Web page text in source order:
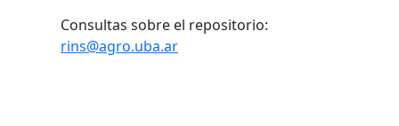
Consultas sobre el repositorio:
rins@agro.uba.ar